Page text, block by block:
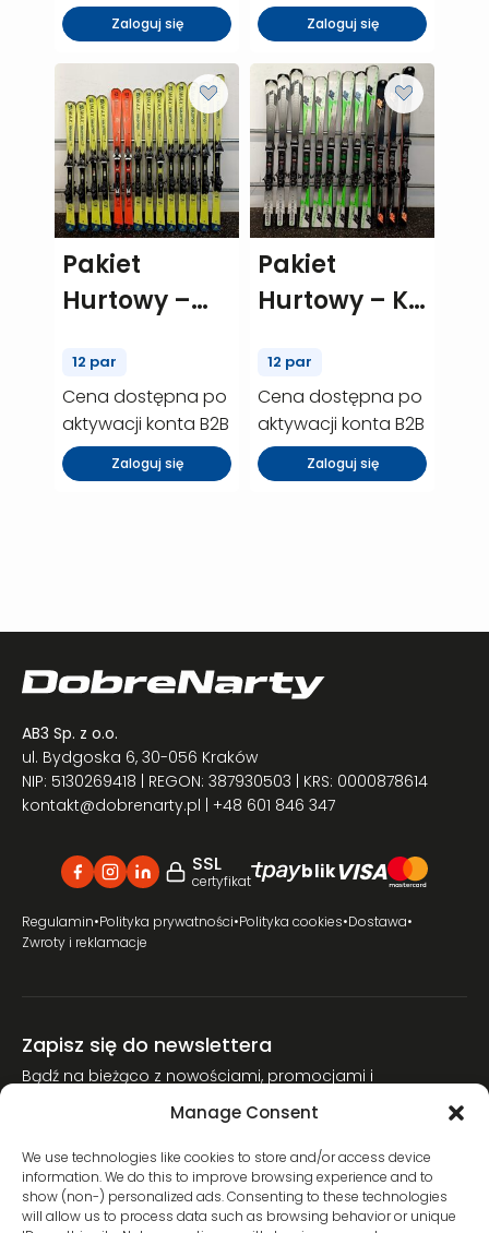
Manage Consent
We use technologies like cookies to store and/or access device
information. We do this to improve browsing experience and to
show (non-) personalized ads. Consenting to these technologies
will allow us to process data such as browsing behavior or unique
Zaloguj się Zaloguj się
Pakiet
Hurtowy –
Max 06 – 12
szt. (P00073)
12 par
Cena dostępna po
aktywacji konta B2B
Zaloguj się
Pakiet
Hurtowy – K2
szt. (P00072)
12 par
Cena dostępna po
aktywacji konta B2B
Zaloguj się
AB3 Sp. z o.o.
ul. Bydgoska 6, 30-056 Kraków
NIP: 5130269418 | REGON: 387930503 | KRS: 0000878614
kontakt@dobrenarty.pl | +48 601 846 347
SSL
certyfikat blikVISA
Regulamin•Polityka prywatności•Polityka cookies•Dostawa•
Zwroty i reklamacje
Zapisz się do newslettera
Bądź na bieżąco z nowościami, promocjami i
Dołącz do naszej społeczności miłośników nart.